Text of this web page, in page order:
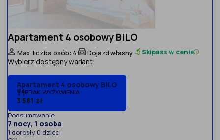
Apartament 4 osobowy BILO
Max. liczba osób: 4 Dojazd własny Skipass w cenie
Wybierz dostępny wariant:
Apartament 4 osobowy BILO
BRAK WYŻYWIENIA
3 581 zł
Podsumowanie
7 nocy, 1 osoba
1 dorosły 0 dzieci